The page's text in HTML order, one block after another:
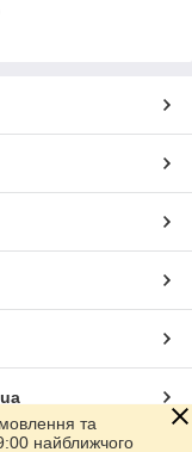
та
найближчого